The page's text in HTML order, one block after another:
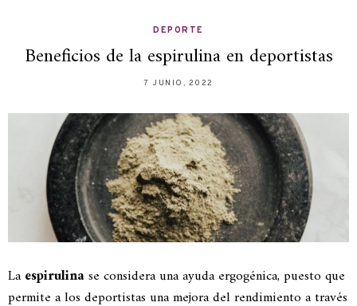
DEPORTE
Beneficios de la espirulina en deportistas
7 JUNIO, 2022
La espirulinase considera una ayuda ergogénica, puesto que
permite a los deportistas una mejora del rendimiento a través